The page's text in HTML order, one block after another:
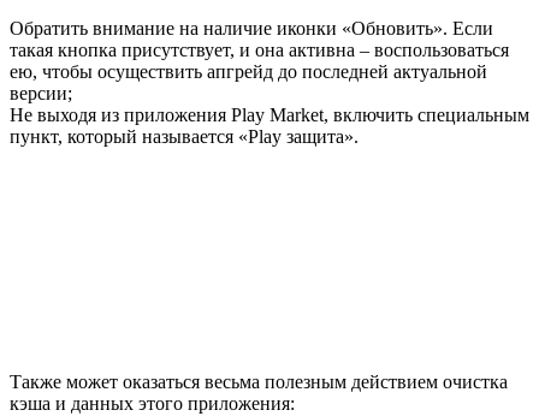
Обратить внимание на наличие иконки «Обновить». Если
такая кнопка присутствует, и она активна – воспользоваться
ею, чтобы осуществить апгрейд до последней актуальной
версии;
Не выходя из приложения Play Market, включить специальным
пункт, который называется «Play защита».
Также может оказаться весьма полезным действием очистка
кэша и данных этого приложения: